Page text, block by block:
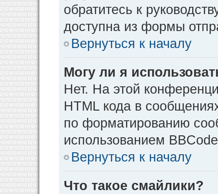
обратитесь к
доступна из формы
Вернуться к началу
Могу ли я
Нет. На этой
HTML кода в
по форматированию
использованием
Вернуться к началу
Что такое смайлики?